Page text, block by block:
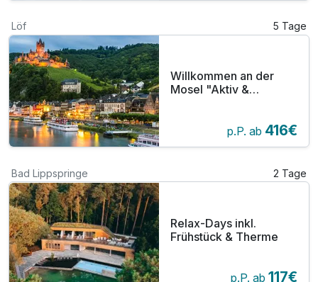
Löf 5 Tage
Willkommen an der
Mosel "Aktiv &
p.P. ab 416€
Bad Lippspringe 2 Tage
Relax-Days inkl.
Frühstück & Therme
p.P. ab 117€